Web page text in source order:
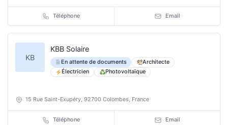
Téléphone Email
KB
KBB Solaire
En attente de documents
Architecte
Électricien
Photovoltaïque
15 Rue Saint-Exupéry, 92700 Colombes, France
Téléphone Email